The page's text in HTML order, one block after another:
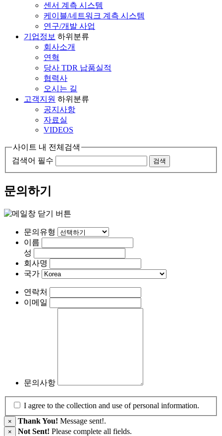
센서 계측 시스템
케이블/네트워크 계측 시스템
연구/개발 사업
기업정보 하위분류
회사소개
연혁
당사 TDR 납품실적
협력사
오시는 길
고객지원 하위분류
공지사항
자료실
VIDEOS
사이트 내 전체검색
검색어 필수
검색
문의하기
문의유형
이름
성
회사명
국가
연락처
이메일
문의사항
I agree to the collection and use of personal information.
× Thank You! Message sent!.
× Not Sent! Please complete all fields.